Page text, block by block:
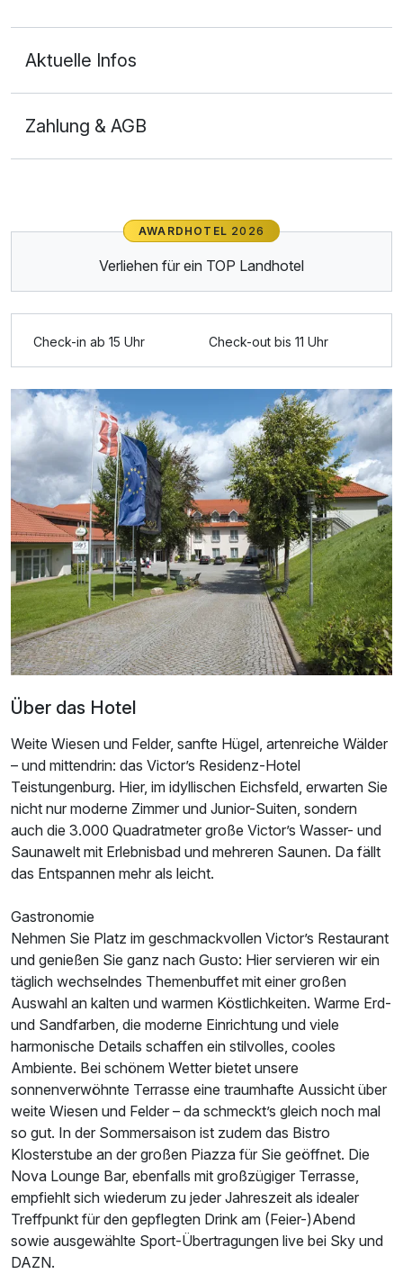
p.P. ab
2 Erwachsene
Ausstattung
Für 7 Tage p.P. ab669,00 €
Einzelzimmer Klassik
1 Erwachsenen
Aktuelle Infos
Zahlung & AGB
AWARDHOTEL 2026
Verliehen für ein TOP Landhotel
Check-in ab 15 Uhr Check-out bis 11 Uhr
Über das Hotel
Weite Wiesen und Felder, sanfte Hügel, artenreiche Wälder
– und mittendrin: das Victor’s Residenz-Hotel
Teistungenburg. Hier, im idyllischen Eichsfeld, erwarten Sie
nicht nur moderne Zimmer und Junior-Suiten, sondern
auch die 3.000 Quadratmeter große Victor’s Wasser- und
Saunawelt mit Erlebnisbad und mehreren Saunen. Da fällt
das Entspannen mehr als leicht.
Gastronomie
Nehmen Sie Platz im geschmackvollen Victor’s Restaurant
und genießen Sie ganz nach Gusto: Hier servieren wir ein
täglich wechselndes Themenbuffet mit einer großen
Auswahl an kalten und warmen Köstlichkeiten. Warme Erd-
und Sandfarben, die moderne Einrichtung und viele
harmonische Details schaffen ein stilvolles, cooles
Ambiente. Bei schönem Wetter bietet unsere
sonnenverwöhnte Terrasse eine traumhafte Aussicht über
weite Wiesen und Felder – da schmeckt’s gleich noch mal
so gut. In der Sommersaison ist zudem das Bistro
Klosterstube an der großen Piazza für Sie geöffnet. Die
Nova Lounge Bar, ebenfalls mit großzügiger Terrasse,
empfiehlt sich wiederum zu jeder Jahreszeit als idealer
Treffpunkt für den gepflegten Drink am (Feier-)Abend
sowie ausgewählte Sport-Übertragungen live bei Sky und
DAZN.